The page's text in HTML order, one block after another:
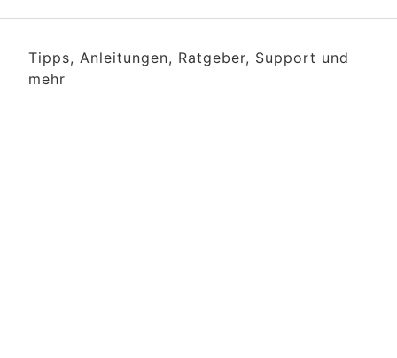
Tipps, Anleitungen, Ratgeber, Support und
mehr